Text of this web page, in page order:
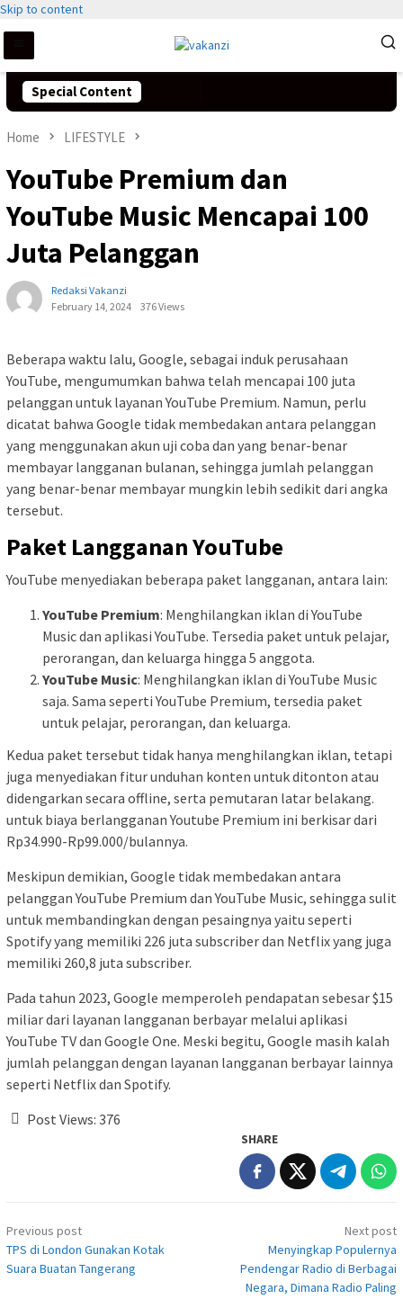
Skip to content
Special Content
Home LIFESTYLE
YouTube Premium dan
YouTube Music Mencapai 100
Juta Pelanggan
Redaksi Vakanzi
February 14, 2024
376 Views
Beberapa waktu lalu, Google, sebagai induk perusahaan
YouTube, mengumumkan bahwa telah mencapai 100 juta
pelanggan untuk layanan YouTube Premium. Namun, perlu
dicatat bahwa Google tidak membedakan antara pelanggan
yang menggunakan akun uji coba dan yang benar-benar
membayar langganan bulanan, sehingga jumlah pelanggan
yang benar-benar membayar mungkin lebih sedikit dari angka
tersebut.
Paket Langganan YouTube
YouTube menyediakan beberapa paket langganan, antara lain:
YouTube Premium: Menghilangkan iklan di YouTube
Music dan aplikasi YouTube. Tersedia paket untuk pelajar,
perorangan, dan keluarga hingga 5 anggota.
YouTube Music: Menghilangkan iklan di YouTube Music
saja. Sama seperti YouTube Premium, tersedia paket
untuk pelajar, perorangan, dan keluarga.
Kedua paket tersebut tidak hanya menghilangkan iklan, tetapi
juga menyediakan fitur unduhan konten untuk ditonton atau
didengarkan secara offline, serta pemutaran latar belakang.
untuk biaya berlangganan Youtube Premium ini berkisar dari
Rp34.990-Rp99.000/bulannya.
Meskipun demikian, Google tidak membedakan antara
pelanggan YouTube Premium dan YouTube Music, sehingga sulit
untuk membandingkan dengan pesaingnya yaitu seperti
Spotify yang memiliki 226 juta subscriber dan Netflix yang juga
memiliki 260,8 juta subscriber.
Pada tahun 2023, Google memperoleh pendapatan sebesar $15
miliar dari layanan langganan berbayar melalui aplikasi
YouTube TV dan Google One. Meski begitu, Google masih kalah
jumlah pelanggan dengan layanan langganan berbayar lainnya
seperti Netflix dan Spotify.
Post Views: 376
SHARE
Post
navigation
Previous post
TPS di London Gunakan Kotak
Suara Buatan Tangerang
Next post
Menyingkap Populernya
Pendengar Radio di Berbagai
Negara, Dimana Radio Paling